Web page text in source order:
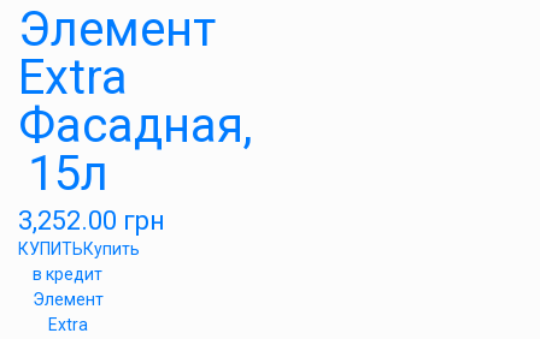
Элемент
Extra
Фасадная,
15л
3,252.00 грн
КУПИТЬКупить
в кредит
Элемент
Extra